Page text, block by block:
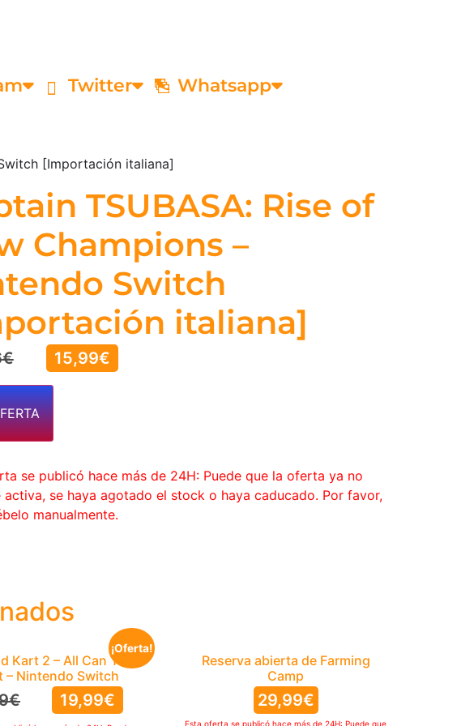
Twitter Whatsapp
[Importación italiana]
TSUBASA: Rise of
Champions –
Switch
italiana]
€ 15,99€
se publicó hace más de 24H: Puede que la oferta ya no
activa, se haya agotado el stock o haya caducado. Por favor,
manualmente.
¡Oferta!
Kart 2 – All Can You
– Nintendo Switch
€ 19,99€
Reserva abierta de Farming
Camp
29,99€
Esta oferta se publicó hace más de 24H: Puede que